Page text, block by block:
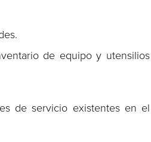
de equipo y utensilios
de servicio existentes en el